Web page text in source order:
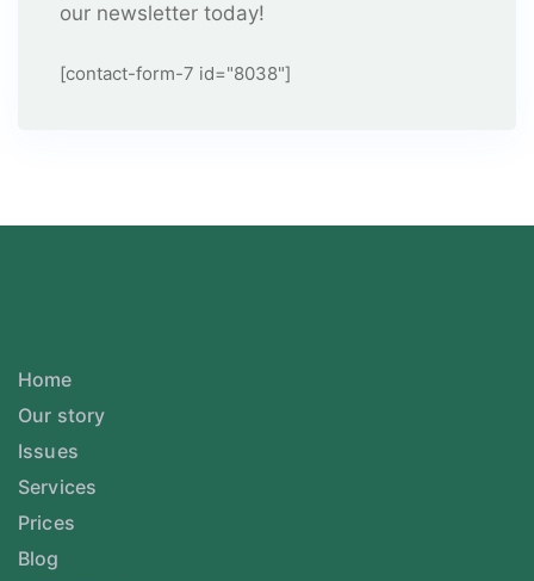
our newsletter today!
[contact-form-7 id="8038"]
Home
Our story
Issues
Services
Prices
Blog